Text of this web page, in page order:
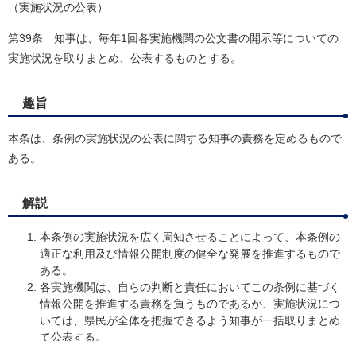
（実施状況の公表）
第39条 知事は、毎年1回各実施機関の公文書の開示等についての
実施状況を取りまとめ、公表するものとする。
趣旨
本条は、条例の実施状況の公表に関する知事の責務を定めるもので
ある。
解説
本条例の実施状況を広く周知させることによって、本条例の
適正な利用及び情報公開制度の健全な発展を推進するもので
ある。
各実施機関は、自らの判断と責任においてこの条例に基づく
情報公開を推進する責務を負うものであるが、実施状況につ
いては、県民が全体を把握できるよう知事が一括取りまとめ
て公表する。